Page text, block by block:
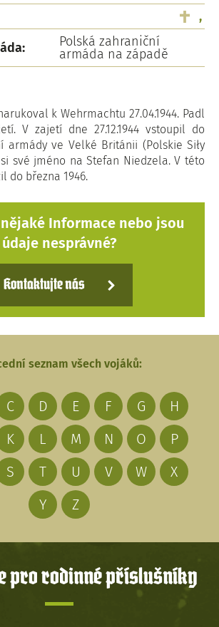
,
Polská zahraniční
armáda na západě
k Wehrmachtu 27.04.1944. Padl
V zajetí dne 27.12.1944 vstoupil do
armády ve Velké Británii (Polskie Siły
své jméno na Stefan Niedzela. V této
do března 1946.
Informace nebo jsou
údaje nesprávné?
Kontaktujte nás
seznam všech vojáků:
C D E F G
H
K L M N O
P
S T U V W
X
Y
Z
pro rodinné příslušníky